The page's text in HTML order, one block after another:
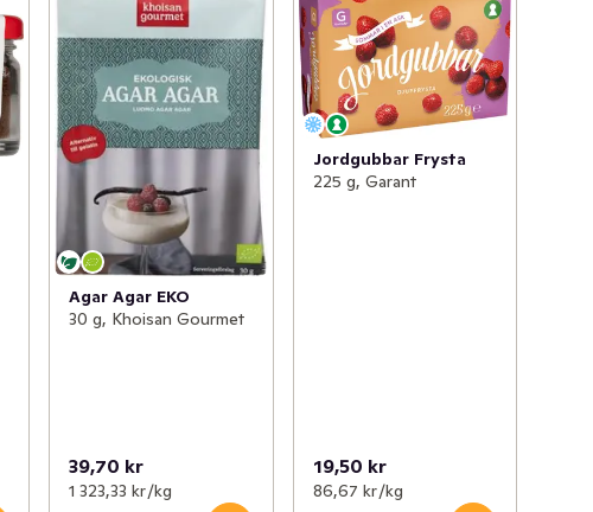
Agar Agar EKO
30 g, Khoisan Gourmet
39,70 kr
1 323,33 kr /kg
Jordgubbar Frysta
225 g, Garant
19,50 kr
86,67 kr /kg